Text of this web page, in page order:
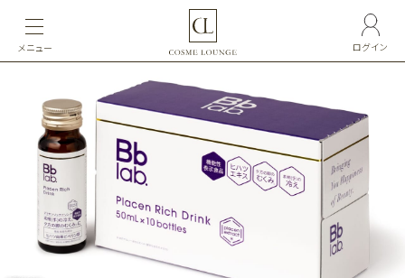
ログイン
メニュー